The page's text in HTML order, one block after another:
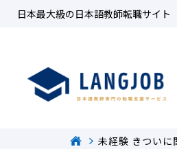
日本最大級の日本語教師転職サイト
未経験 きついに